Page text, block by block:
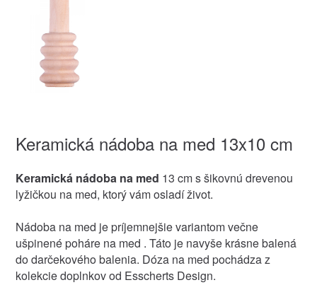
Keramická nádoba na med 13x10 cm
Keramická nádoba na med 13 cm s šikovnú drevenou
lyžičkou na med, ktorý vám osladí život.
Nádoba na med je príjemnejšie variantom večne
ušpinené poháre na med . Táto je navyše krásne balená
do darčekového balenia. Dóza na med pochádza z
kolekcie doplnkov od Esscherts Design.